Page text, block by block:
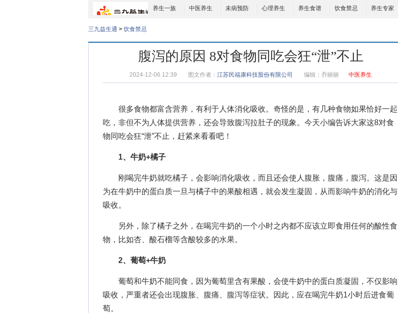
养生一族 中医养生 未病预防 心理养生 养生食谱 饮食禁忌 养生专家
三九益生通 > 饮食禁忌
腹泻的原因 8对食物同吃会狂“泄”不止
2024-12-06 12:39 图文作者： 江苏民福康科技股份有限公司 编辑： 乔丽丽 中医养生
很多食物都富含营养，有利于人体消化吸收。奇怪的是，有几种食物如果恰好一起
吃，非但不为人体提供营养，还会导致腹泻拉肚子的现象。今天小编告诉大家这8对食
物同吃会狂“泄”不止，赶紧来看看吧！
1、牛奶+橘子
刚喝完牛奶就吃橘子，会影响消化吸收，而且还会使人腹胀，腹痛，腹泻。这是因
为在牛奶中的蛋白质一旦与橘子中的果酸相遇，就会发生凝固，从而影响牛奶的消化与
吸收。
另外，除了橘子之外，在喝完牛奶的一个小时之内都不应该立即食用任何的酸性食
物，比如杏、酸石榴等含酸较多的水果。
2、葡萄+牛奶
葡萄和牛奶不能同食，因为葡萄里含有果酸，会使牛奶中的蛋白质凝固，不仅影响
吸收，严重者还会出现腹胀、腹痛、腹泻等症状。因此，应在喝完牛奶1小时后进食葡
萄。